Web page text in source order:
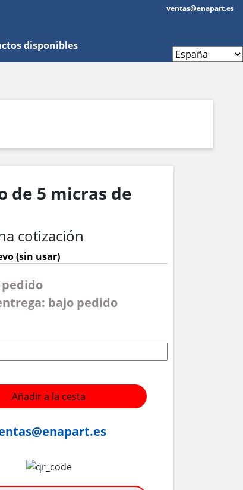
disponibles
ventas@enapart.es
de 5 micras de
cotización
(sin usar)
bajo pedido
Añadir a la cesta